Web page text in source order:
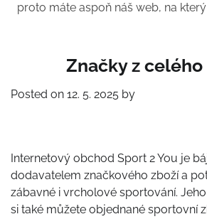
proto máte aspoň náš web, na
Značky z
Posted on 12. 5. 2025 by
Internetový obchod Sport 2 You je
dodavatelem značkového zboží a
zábavné i vrcholové sportování.
si také můžete objednané sportovní